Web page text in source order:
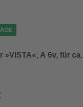
»VISTA«, A 6v, für ca.